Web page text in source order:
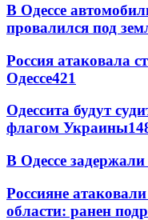
В Одессе
провалился под
Россия атаковала
Одессе421
Одессита будут
флагом Украины
В Одессе
Россияне
области: ранен